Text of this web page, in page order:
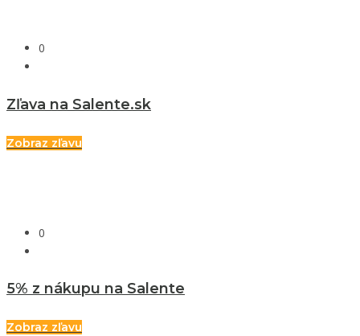
0
Zľava na Salente.sk
Zobraz zľavu
0
5% z nákupu na Salente
Zobraz zľavu